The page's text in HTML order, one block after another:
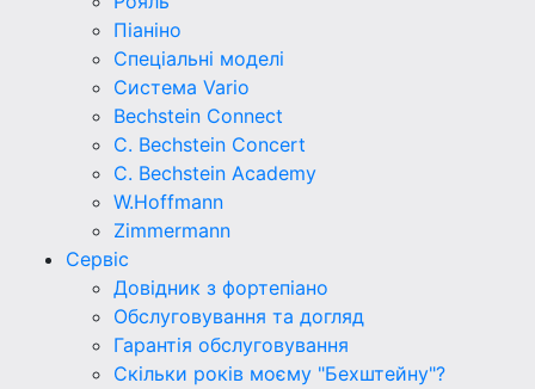
Піаніно
Спеціальні моделі
Система Vario
Bechstein Connect
C. Bechstein Concert
C. Bechstein Academy
W.Hoffmann
Zimmermann
Сервіс
Довідник з фортепіано
Обслуговування та догляд
Гарантія обслуговування
Скільки років моєму "Бехштейну"?